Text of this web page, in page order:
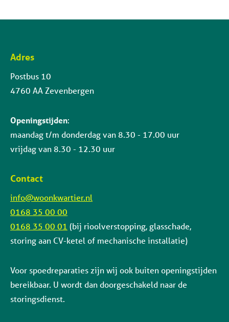
Contactinformatie
Adres
Postbus 10
4760 AA Zevenbergen
Openingstijden:
maandag t/m donderdag van 8.30 - 17.00 uur
vrijdag van 8.30 - 12.30 uur
Contact
info@woonkwartier.nl
0168 35 00 00
0168 35 00 01 (bij rioolverstopping, glasschade,
storing aan CV-ketel of mechanische installatie)
Voor spoedreparaties zijn wij ook buiten openingstijden
bereikbaar. U wordt dan doorgeschakeld naar de
storingsdienst.